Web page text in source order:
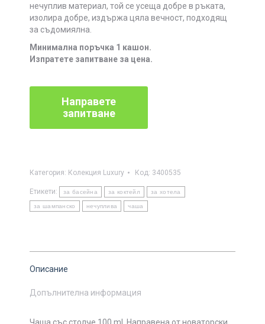
нечуплив материал, той се усеща добре в ръката,
изолира добре, издържа цяла вечност, подходящ
за съдомиялна.
Минимална поръчка 1 кашон.
Изпратете запитване за цена.
Категория: Колекция Luxury Код: 3400535
Етикети: за басейна за коктейл за хотела
за шампанско нечуплива чаша
Описание
Допълнителна информация
Чаша със столче 100 ml. Направена от новаторски,